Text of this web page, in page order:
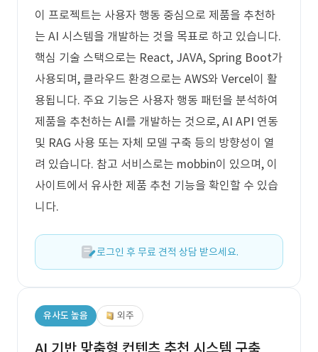
이 프로젝트는 사용자 행동 중심으로 제품을 추천하
는 AI 시스템을 개발하는 것을 목표로 하고 있습니다.
핵심 기술 스택으로는 React, JAVA, Spring Boot가
사용되며, 클라우드 환경으로는 AWS와 Vercel이 활
용됩니다. 주요 기능은 사용자 행동 패턴을 분석하여
제품을 추천하는 AI를 개발하는 것으로, AI API 연동
및 RAG 사용 또는 자체 모델 구축 등의 방향성이 열
려 있습니다. 참고 서비스로는 mobbin이 있으며, 이
사이트에서 유사한 제품 추천 기능을 확인할 수 있습
니다.
로그인 후 무료 견적 상담 받으세요.
유사도 높음 외주